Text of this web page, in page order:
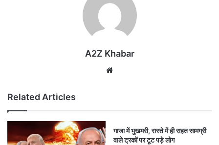
A2Z Khabar
Related Articles
गाजा में भुखमरी, रास्ते में ही राहत सामग्री
वाले ट्रकों पर टूट पड़े लोग